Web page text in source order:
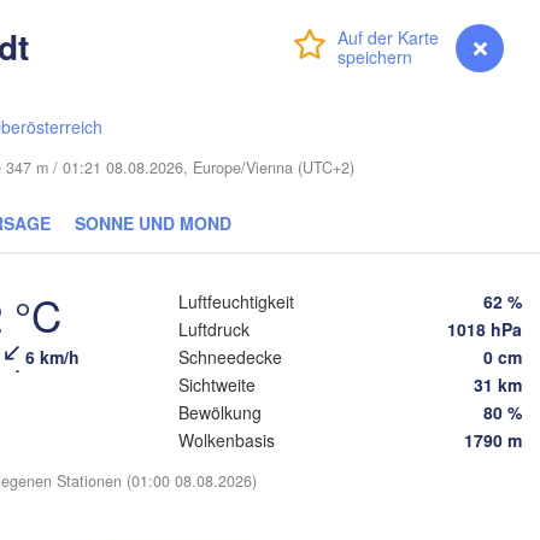
Anmelden myVentusky Vorhersage
m / 01:21 08.08.2026, Europe/Vienna (UTC+2)
SONNE UND MOND
6 km/h
Luftfeuchtigkeit
62 %
Luftdruck
1018 hPa
Schneedecke
0 cm
Sichtweite
31 km
Bewölkung
80 %
Wolkenbasis
1790 m
Stationen (01:00 08.08.2026)
Бабруйск
(Babrujsk)
Баранавічы
(Baranavičy)
Житомир
(Zhytomyr)
Хмельницький
(Chernihiv)
(Salihorsk)
(Smolensk)
BELARUS